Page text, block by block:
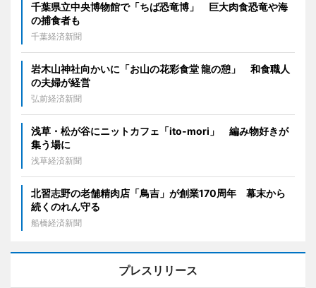
千葉県立中央博物館で「ちば恐竜博」 巨大肉食恐竜や海
の捕食者も
千葉経済新聞
岩木山神社向かいに「お山の花彩食堂 龍の憩」 和食職人
の夫婦が経営
弘前経済新聞
浅草・松が谷にニットカフェ「ito-mori」 編み物好きが
集う場に
浅草経済新聞
北習志野の老舗精肉店「鳥吉」が創業170周年 幕末から
続くのれん守る
船橋経済新聞
プレスリリース